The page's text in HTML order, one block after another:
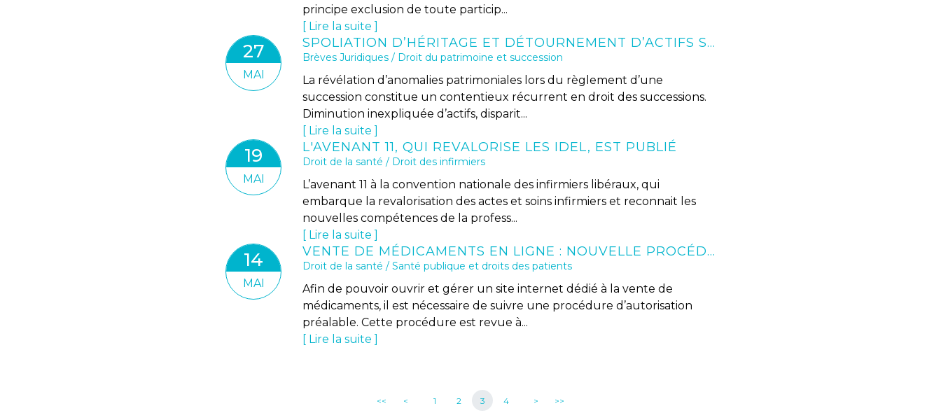
principe exclusion de toute particip...
Lire la suite
SPOLIATION D’HÉRITAGE ET DÉTOURNEMENT D’ACTIFS SUCCESSORAUX : QUELS RECOURS CIVILS ET PÉNAUX ?
27
MAI
Brèves Juridiques / Droit du patrimoine et succession
La révélation d’anomalies patrimoniales lors du règlement d’une
succession constitue un contentieux récurrent en droit des successions.
Diminution inexpliquée d’actifs, disparit...
Lire la suite
L'AVENANT 11, QUI REVALORISE LES IDEL, EST PUBLIÉ
19
MAI
Droit de la santé / Droit des infirmiers
L’avenant 11 à la convention nationale des infirmiers libéraux, qui
embarque la revalorisation des actes et soins infirmiers et reconnait les
nouvelles compétences de la profess...
Lire la suite
VENTE DE MÉDICAMENTS EN LIGNE : NOUVELLE PROCÉDURE D’AUTORISATION
14
MAI
Droit de la santé / Santé publique et droits des patients
Afin de pouvoir ouvrir et gérer un site internet dédié à la vente de
médicaments, il est nécessaire de suivre une procédure d’autorisation
préalable. Cette procédure est revue à...
Lire la suite
<< < 1 2 3 4 > >>